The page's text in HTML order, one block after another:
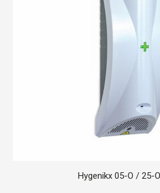
Hygenikx 05-O / 25-